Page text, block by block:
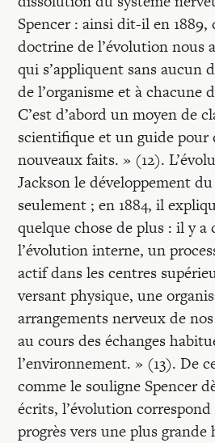
Spencer : ainsi dit-il en 1889,
doctrine de l’évolution nous
qui s’appliquent sans aucun
de l’organisme et à chacune
C’est d’abord un moyen de
scientifique et un guide pour
nouveaux faits. » (12).
Jackson le développement
seulement ; en 1884, il
quelque chose de plus : il y a
l’évolution interne, un
actif dans les centres
versant physique, une
arrangements nerveux de
au cours des échanges
l’environnement. » (13). De
comme le souligne Spencer
écrits, l’évolution
progrès vers une plus grande